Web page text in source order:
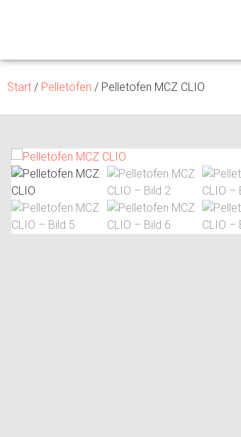
Start / Pelletöfen / Pelletofen MCZ CLIO